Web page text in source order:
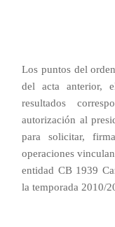
Los puntos del
del acta anterior,
resultados
autorización al
para solicitar,
operaciones
entidad CB 1939
la temporada 2010/